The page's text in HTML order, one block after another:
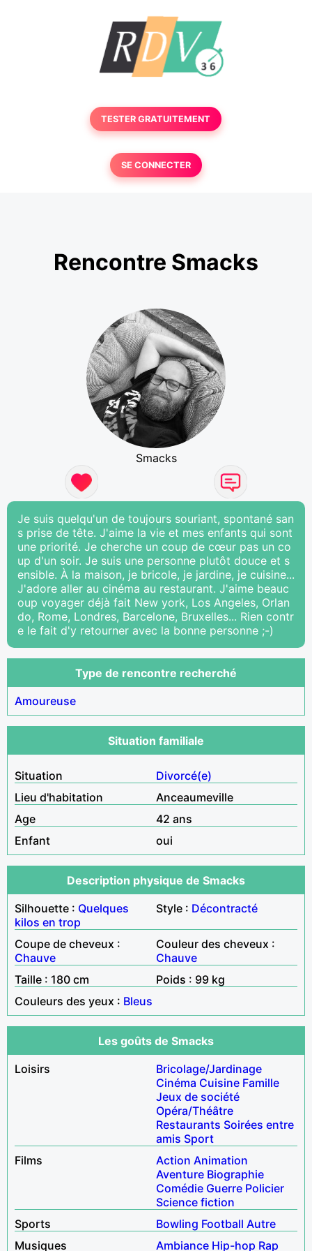
TESTER GRATUITEMENT
SE CONNECTER
Rencontre Smacks
Smacks
Je suis quelqu'un de toujours souriant, spontané san
s prise de tête. J'aime la vie et mes enfants qui sont
une priorité. Je cherche un coup de cœur pas un co
up d'un soir. Je suis une personne plutôt douce et s
ensible. À la maison, je bricole, je jardine, je cuisine...
J'adore aller au cinéma au restaurant. J'aime beauc
oup voyager déjà fait New york, Los Angeles, Orlan
do, Rome, Londres, Barcelone, Bruxelles... Rien contr
e le fait d'y retourner avec la bonne personne ;-)
Type de rencontre recherché
Amoureuse
Situation familiale
Situation
Divorcé(e)
Lieu d'habitation
Anceaumeville
Age
42 ans
Enfant
oui
Description physique de Smacks
Silhouette : Quelques
kilos en trop
Style : Décontracté
Coupe de cheveux :
Chauve
Couleur des cheveux :
Chauve
Taille : 180 cm
Poids : 99 kg
Couleurs des yeux : Bleus
Les goûts de Smacks
Loisirs
Bricolage/Jardinage
Cinéma Cuisine Famille
Jeux de société
Opéra/Théâtre
Restaurants Soirées entre
amis Sport
Films
Action Animation
Aventure Biographie
Comédie Guerre Policier
Science fiction
Sports
Bowling Football Autre
Musiques
Ambiance Hip-hop Rap